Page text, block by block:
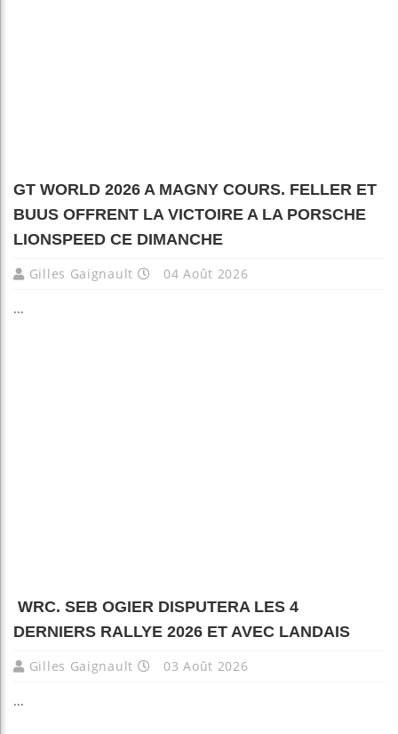
GT WORLD 2026 A MAGNY COURS. FELLER ET
BUUS OFFRENT LA VICTOIRE A LA PORSCHE
LIONSPEED CE DIMANCHE
Gilles Gaignault 04 Août 2026
...
WRC. SEB OGIER DISPUTERA LES 4
DERNIERS RALLYE 2026 ET AVEC LANDAIS
Gilles Gaignault 03 Août 2026
...